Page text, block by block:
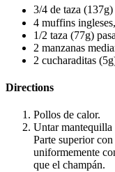
3/4 de taza
4 muffins
1/2 taza (77g)
2 manzanas
2 cucharaditas
Directions
Pollos de calor.
Untar mantequilla
Parte superior
uniformemente
que el champán.